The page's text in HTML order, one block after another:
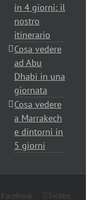
in 4 giorni: il
nostro
itinerario
Cosa vedere
ad Abu
Dhabi in una
giornata
Cosa vedere
a Marrakech
e dintorni in
5 giorni
Facebook Twitter